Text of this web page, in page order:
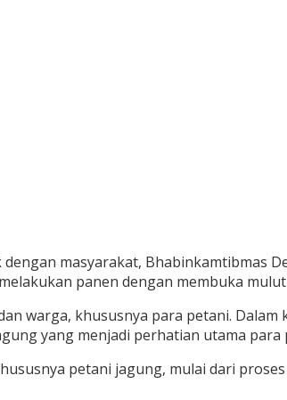
masyarakat, Bhabinkamtibmas
panen dengan membuka
warga, khususnya para petani.
yang menjadi perhatian utama para
petani jagung, mulai dari